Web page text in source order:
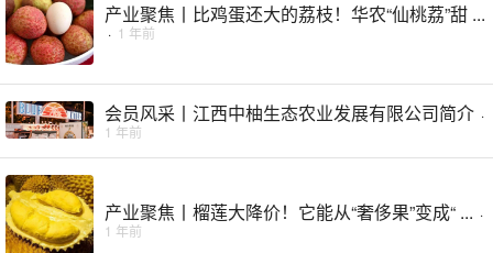
产业聚焦丨比鸡蛋还大的荔枝！华农“仙桃荔”甜 ...
· 1 年前
会员风采丨江西中柚生态农业发展有限公司简介 ·
1 年前
产业聚焦丨榴莲大降价！它能从“奢侈果”变成“ ... ·
1 年前